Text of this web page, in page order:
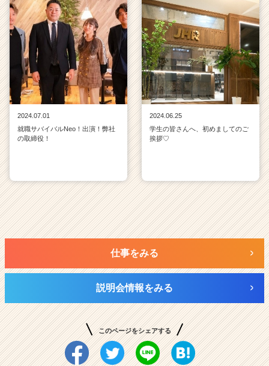
2024.07.01
就職サバイバルNeo！出演！弊社
の取締役！
2024.06.25
学生の皆さんへ、初めましてのご
挨拶♡
仕事をみる
説明会情報をみる
このページをシェアする